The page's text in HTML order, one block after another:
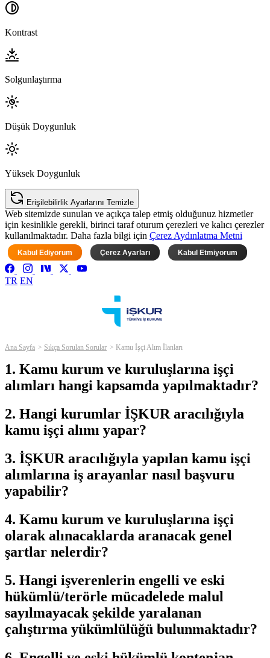
Kontrast
Solgunlaştırma
Düşük Doygunluk
Yüksek Doygunluk
Erişilebilirlik Ayarlarını Temizle
Web sitemizde sunulan ve açıkça talep etmiş olduğunuz hizmetler
için kesinlikle gerekli, birinci taraf oturum çerezleri ve kalıcı çerezler
kullanılmaktadır. Daha fazla bilgi için Çerez Aydınlatma Metni
Kabul Ediyorum Çerez Ayarları Kabul Etmiyorum
TR EN
Ana Sayfa Sıkça Sorulan Sorular Kamu İşçi Alım İlanları
1. Kamu kurum ve kuruluşlarına işçi
alımları hangi kapsamda yapılmaktadır?
2. Hangi kurumlar İŞKUR aracılığıyla
kamu işçi alımı yapar?
3. İŞKUR aracılığıyla yapılan kamu işçi
alımlarına iş arayanlar nasıl başvuru
yapabilir?
4. Kamu kurum ve kuruluşlarına işçi
olarak alınacaklarda aranacak genel
şartlar nelerdir?
5. Hangi işverenlerin engelli ve eski
hükümlü/terörle mücadelede malul
sayılmayacak şekilde yaralanan
çalıştırma yükümlülüğü bulunmaktadır?